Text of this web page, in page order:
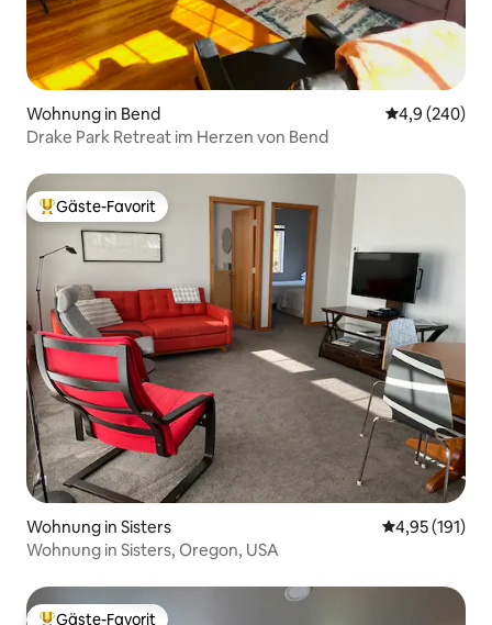
Wohnung in Bend
4,9 (240)
Drake Park Retreat im Herzen von Bend
Beliebter Gäste-Favorit.
Gäste-Favorit
Wohnung in Sisters
4,95 (191)
Wohnung in Sisters, Oregon, USA
Gäste-Favorit